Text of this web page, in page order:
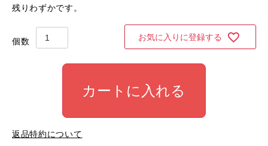
残りわずかです。
お気に入りに登録する
カートに入れる
返品特約について